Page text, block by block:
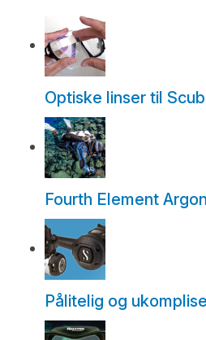
Optiske linser til
Fourth Element
Pålitelig og